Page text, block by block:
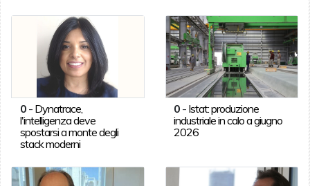
0- Dynatrace,
l'intelligenza deve
spostarsi a monte degli
stack moderni
0 - Istat: produzione
industriale in calo a giugno
2026